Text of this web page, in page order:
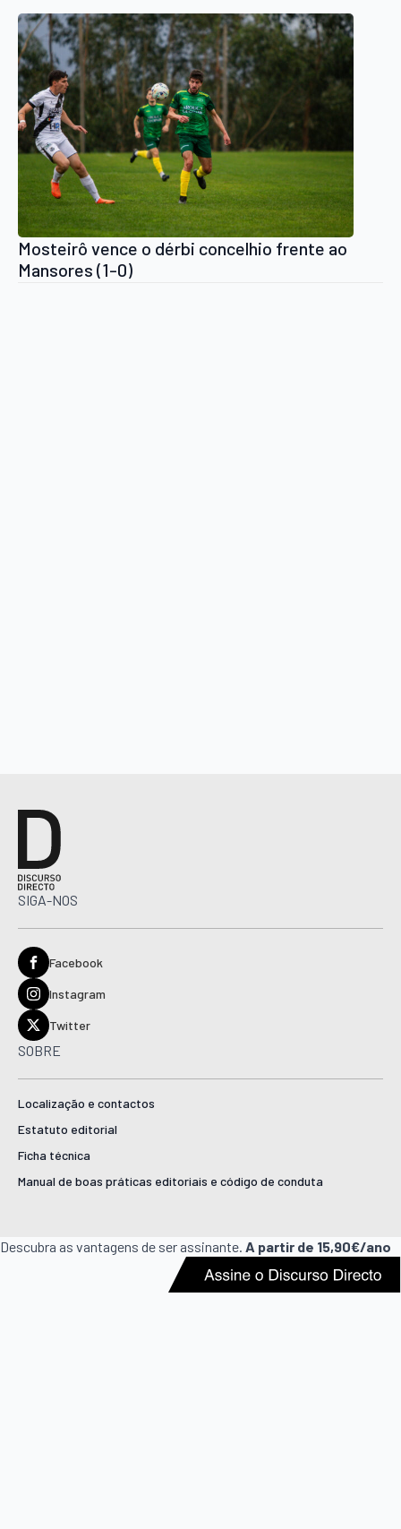
Mosteirô vence o dérbi concelhio frente ao
Mansores (1-0)
SIGA-NOS
Facebook
Instagram
Twitter
SOBRE
Localização e contactos
Estatuto editorial
Ficha técnica
Manual de boas práticas editoriais e código de conduta
Descubra as vantagens de ser assinante. A partir de 15,90€/ano